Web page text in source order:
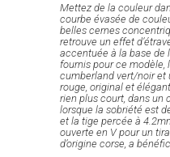
Mettez de la couleur
courbe évasée de
belles cernes
retrouve un effet
accentuée à la base de
fournis pour ce modèle,
cumberland vert/noir et
rouge, original et
rien plus court, dans un
lorsque la sobriété est
et la tige percée à
ouverte en V pour un
d’origine corse, a